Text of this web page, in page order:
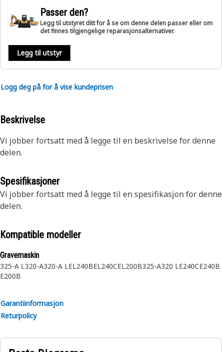
Passer den?
Legg til utstyret ditt for å se om denne delen passer eller om
det finnes tilgjengelige reparasjonsalternativer.
Legg til utstyr
Logg deg på for å vise kundeprisen
Beskrivelse
Vi jobber fortsatt med å legge til en beskrivelse for denne
delen.
Spesifikasjoner
Vi jobber fortsatt med å legge til en spesifikasjon for denne
delen.
Kompatible modeller
Gravemaskin
325-A L320-A320-A LEL240BEL240CEL200B325-A320 LE240CE240B
E200B
Garantiinformasjon
Returpolicy